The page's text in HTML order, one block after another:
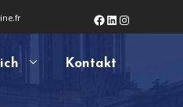
Facebook
LinkedIn
Instagram
Kontakt